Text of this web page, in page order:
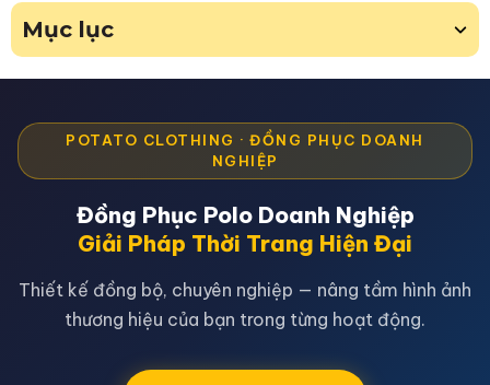
Mục lục
POTATO CLOTHING · ĐỒNG PHỤC DOANH
NGHIỆP
Đồng Phục Polo Doanh Nghiệp
Giải Pháp Thời Trang Hiện Đại
Thiết kế đồng bộ, chuyên nghiệp — nâng tầm hình ảnh
thương hiệu của bạn trong từng hoạt động.